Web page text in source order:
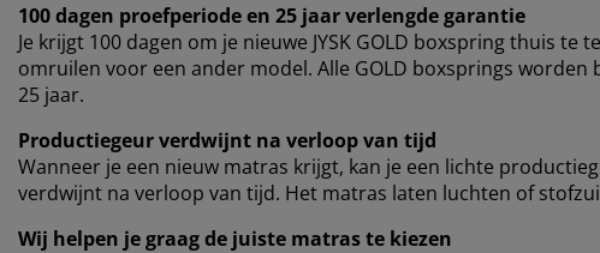
100 dagen proefperiode en 25 jaar verlengde garantie
Je krijgt 100 dagen om je nieuwe JYSK GOLD boxspring thuis
omruilen voor een ander model. Alle GOLD boxsprings
25 jaar.
Productiegeur verdwijnt na verloop van tijd
Wanneer je een nieuw matras krijgt, kan je een lichte
verdwijnt na verloop van tijd. Het matras laten luchten of
Wij helpen je graag de juiste matras te kiezen